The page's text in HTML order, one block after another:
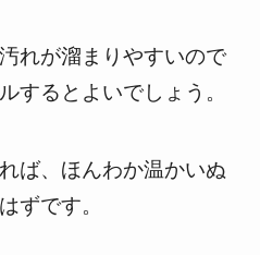
れが溜まりやすいので
するとよいでしょう。
ば、ほんわか温かいぬ
ずです。